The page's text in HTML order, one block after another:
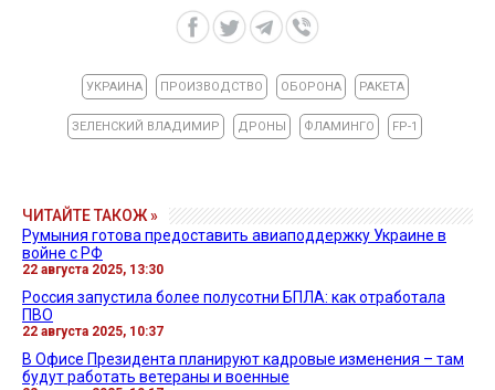
УКРАИНА ПРОИЗВОДСТВО ОБОРОНА РАКЕТА
ЗЕЛЕНСКИЙ ВЛАДИМИР ДРОНЫ ФЛАМИНГО FP-1
ЧИТАЙТЕ ТАКОЖ »
Румыния готова предоставить авиаподдержку Украине в
войне с РФ
22 августа 2025, 13:30
Россия запустила более полусотни БПЛА: как отработала
ПВО
22 августа 2025, 10:37
В Офисе Президента планируют кадровые изменения – там
будут работать ветераны и военные